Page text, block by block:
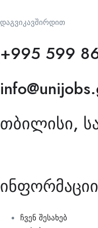
დაგვიკავშირდით
+995 599
თბილისი,
ჩვენ შესახებ